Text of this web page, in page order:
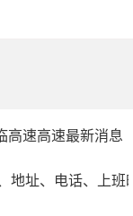
高速高速最新消息
地址、电话、上班